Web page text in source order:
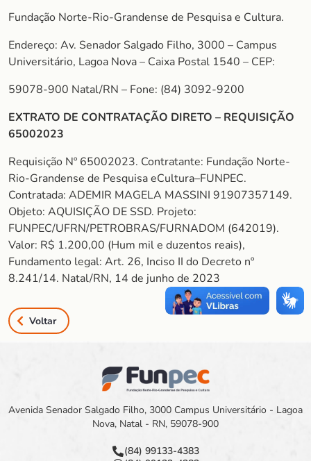
Fundação Norte-Rio-Grandense de Pesquisa e Cultura.
Endereço: Av. Senador Salgado Filho, 3000 – Campus
Universitário, Lagoa Nova – Caixa Postal 1540 – CEP:
59078-900 Natal/RN – Fone: (84) 3092-9200
EXTRATO DE CONTRATAÇÃO DIRETO – REQUISIÇÃO
65002023
Requisição Nº 65002023. Contratante: Fundação Norte-
Rio-Grandense de Pesquisa eCultura–FUNPEC.
Contratada: ADEMIR MAGELA MASSINI 91907357149.
Objeto: AQUISIÇÃO DE SSD. Projeto:
FUNPEC/UFRN/PETROBRAS/FURNADOM (642019).
Valor: R$ 1.200,00 (Hum mil e duzentos reais),
Fundamento legal: Art. 26, Inciso II do Decreto nº
8.241/14. Natal/RN, 14 de junho de 2023
Voltar
Avenida Senador Salgado Filho, 3000 Campus Universitário - Lagoa
Nova, Natal - RN, 59078-900
(84) 99133-4383